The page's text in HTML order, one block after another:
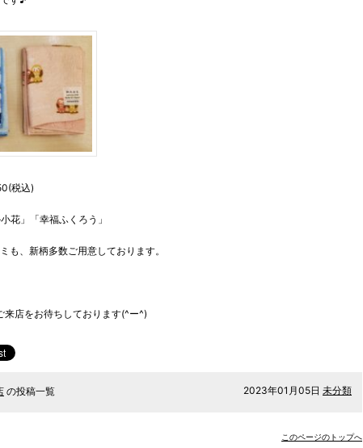
税込)
花」「幸福ふくろう」
も、新柄多数ご用意しております。
店をお待ちしております(^ー^)
の投稿一覧 2023年01月05日 未分類
このページのトップへ